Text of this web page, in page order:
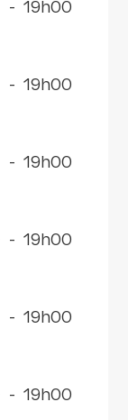
- 19h00
- 19h00
- 19h00
- 19h00
- 19h00
- 19h00